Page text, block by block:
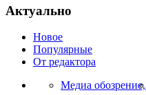
Актуально
Новое
Популярные
От редактора
Медиа обозрение,